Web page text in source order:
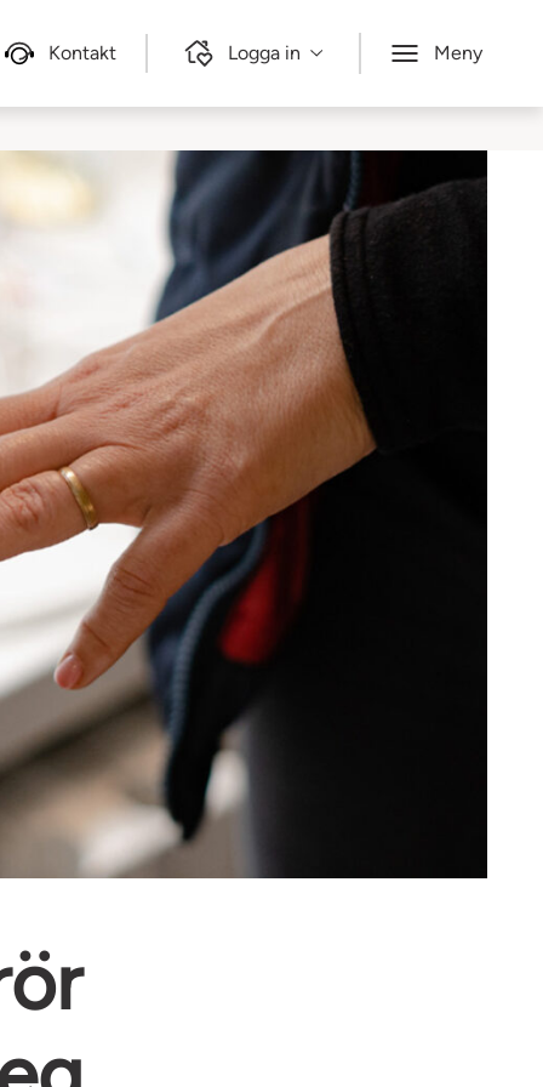
Kontakt Logga in Meny